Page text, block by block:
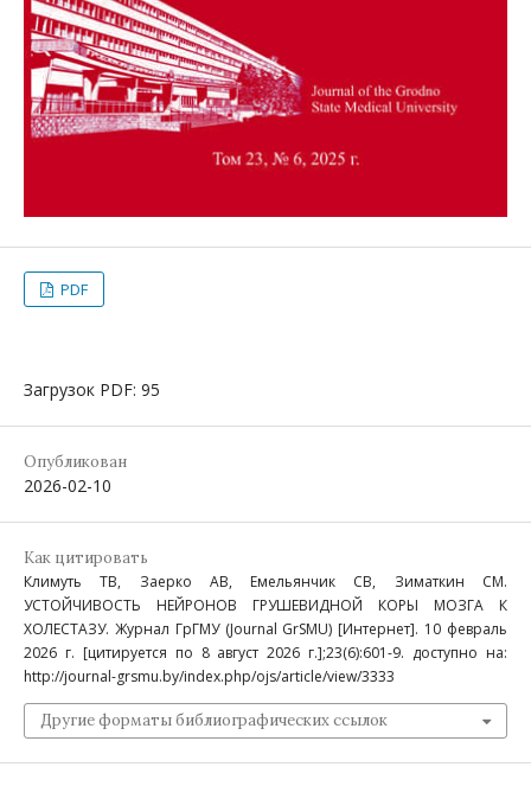
PDF
Загрузок PDF: 95
Опубликован
2026-02-10
Как цитировать
Климуть ТВ, Заерко АВ, Емельянчик СВ, Зиматкин СМ.
УСТОЙЧИВОСТЬ НЕЙРОНОВ ГРУШЕВИДНОЙ КОРЫ МОЗГА К
ХОЛЕСТАЗУ. Журнал ГрГМУ (Journal GrSMU) [Интернет]. 10 февраль
2026 г. [цитируется по 8 август 2026 г.];23(6):601-9. доступно на:
http://journal-grsmu.by/index.php/ojs/article/view/3333
Другие форматы библиографических ссылок